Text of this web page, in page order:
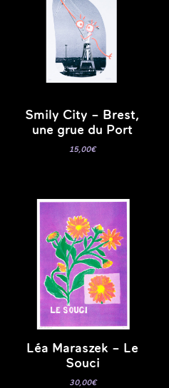
Smily City – Brest,
une grue du Port
15,00€
Léa Maraszek – Le
Souci
30,00€